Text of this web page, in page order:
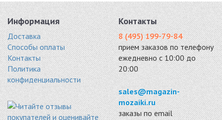
6193 руб. / кв.м.
6230 руб. / кв.м.
мрамор 300x300
6270 руб. / кв.м.
-15%
DAO-533-15-8
мрамор 300x300
7127 руб. / кв.м.
CFS 871-23M
мрамор 300x300
6370 руб. / кв.м.
-18%
SBW12308P
камень 290x305
6389 руб. / кв.м.
Информация
Доставка
Способы оплаты
Контакты
Политика
конфиденциальности
Контакты
8 (495) 199-79-84
прием заказов по телефону
ежедневно с 10:00 до
20:00
sales@magazin-
mozaiki.ru
заказы по email